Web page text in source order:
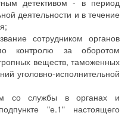
детективом - в период
деятельности и в течение
сотрудником органов
контролю за оборотом
веществ, таможенных
уголовно-исполнительной
со службы в органах и
"е.1" настоящего